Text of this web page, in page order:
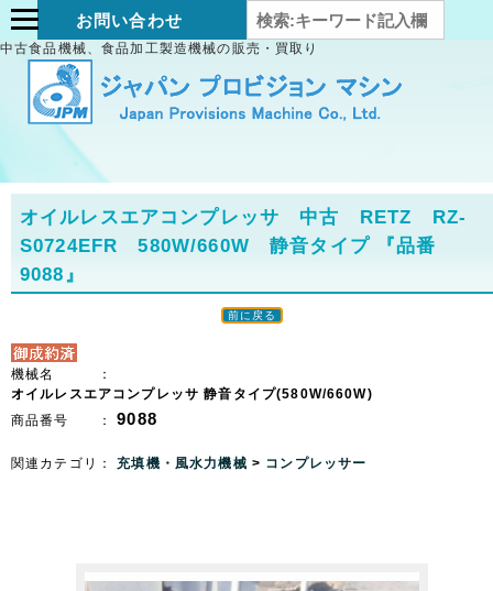
お問い合わせ
中古食品機械、食品加工製造機械の販売・買取り
オイルレスエアコンプレッサ 中古 RETZ RZ-
S0724EFR 580W/660W 静音タイプ
『品番
9088』
前に戻る
機械名 ：
オイルレスエアコンプレッサ 静音タイプ(580W/660W)
商品番号 ：9088
関連カテゴリ：充填機・風水力機械 > コンプレッサー